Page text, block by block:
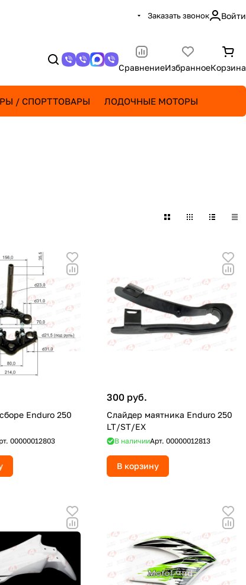
Заказать звонок Войти
СравнениеИзбранноеКорзина
/ СПОРТТОВАРЫ ЛОДОЧНЫЕ МОТОРЫ
Enduro 250
00000012803
300 руб.
Слайдер маятника Enduro 250
LT/ST/EX
В наличииАрт. 00000012813
В корзину